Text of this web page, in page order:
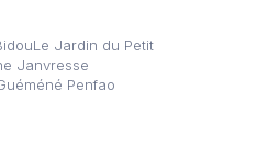
Jardin du Petit
Janvresse
Penfao